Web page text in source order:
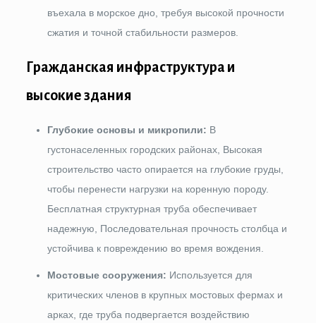
въехала в морское дно, требуя высокой прочности
сжатия и точной стабильности размеров.
Гражданская инфраструктура и
высокие здания
Глубокие основы и микропили: В
густонаселенных городских районах, Высокая
строительство часто опирается на глубокие груды,
чтобы перенести нагрузки на коренную породу.
Бесплатная структурная труба обеспечивает
надежную, Последовательная прочность столбца и
устойчива к повреждению во время вождения.
Мостовые сооружения: Используется для
критических членов в крупных мостовых фермах и
арках, где труба подвергается воздействию